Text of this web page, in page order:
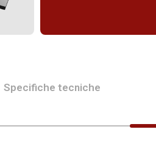
Specifiche tecniche